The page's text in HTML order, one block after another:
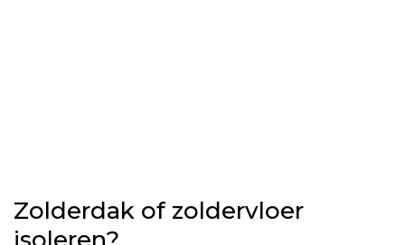
Zolderdak of zoldervloer